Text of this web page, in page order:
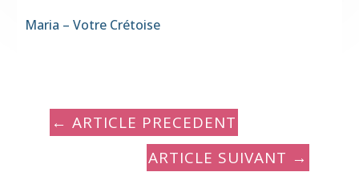
Maria – Votre Crétoise
← ARTICLE PRECEDENT
ARTICLE SUIVANT →